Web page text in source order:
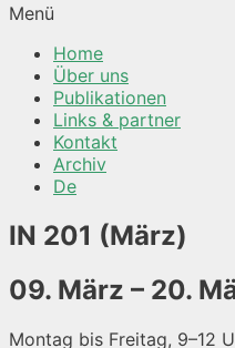
Menü
Home
Über uns
Publikationen
Links & partner
Kontakt
Archiv
De
IN 201 (März)
09. März – 20.
Montag bis Freitag, 9–12